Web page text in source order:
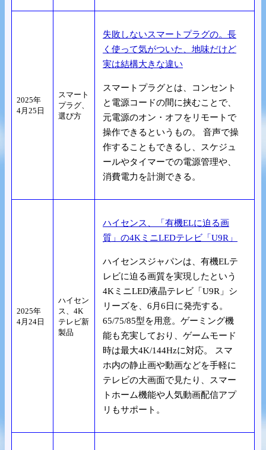
2025年
4月25日
スマート
プラグ、
選び方
失敗しないスマートプラグの。長
く使って気がついた、地味だけど
実は結構大きな違い
スマートプラグとは、コンセント
と電源コードの間に挟むことで、
元電源のオン・オフをリモートで
操作できるというもの。 音声で操
作することもできるし、スケジュ
ールやタイマーでの電源管理や、
消費電力を計測できる。
2025年
4月24日
ハイセン
ス、4K
テレビ新
製品
ハイセンス、「有機ELに迫る画
質」の4KミニLEDテレビ「U9R」
ハイセンスジャパンは、有機ELテ
レビに迫る画質を実現したという
4KミニLED液晶テレビ「U9R」シ
リーズを、6月6日に発売する。
65/75/85型を用意。ゲーミング機
能も充実しており、ゲームモード
時は最大4K/144Hzに対応。 スマ
ホ内の静止画や動画などを手軽に
テレビの大画面で見たり、スマー
トホーム機能や人気動画配信アプ
リもサポート。